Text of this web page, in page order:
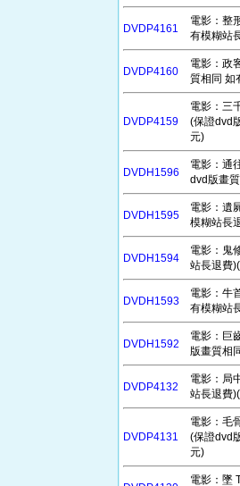
DVDP4161
電影：整
有模糊站
DVDP4160
電影：政
質相同 如
DVDP4159
電影：三
(保證dvd
元)
DVDH1596
電影：通
dvd版畫
DVDH1595
電影：遺
模糊站長
DVDH1594
電影：鬼
站長退費
DVDH1593
電影：牛
有模糊站
DVDH1592
電影：巨
版畫質相
DVDP4132
電影：局
站長退費
DVDP4131
電影：毛
(保證dvd
元)
電影：墜